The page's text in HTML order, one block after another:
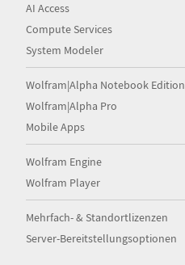
AI Access
Compute Services
System Modeler
Wolfram|Alpha Notebook Edition
Wolfram|Alpha Pro
Mobile Apps
Wolfram Engine
Wolfram Player
Mehrfach- & Standortlizenzen
Server-Bereitstellungsoptionen